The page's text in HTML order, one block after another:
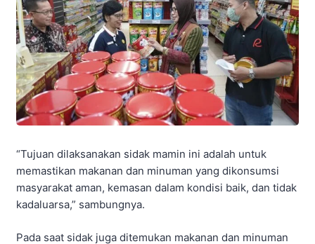
“Tujuan dilaksanakan sidak mamin ini adalah untuk
memastikan makanan dan minuman yang dikonsumsi
masyarakat aman, kemasan dalam kondisi baik, dan tidak
kadaluarsa,” sambungnya.
Pada saat sidak juga ditemukan makanan dan minuman